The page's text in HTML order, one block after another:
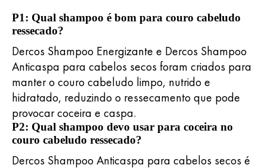
P1: Qual shampoo é bom para couro cabeludo
ressecado?
Dercos Shampoo Energizante e Dercos Shampoo
Anticaspa para cabelos secos foram criados para
manter o couro cabeludo limpo, nutrido e
hidratado, reduzindo o ressecamento que pode
provocar coceira e caspa.
P2: Qual shampoo devo usar para coceira no
couro cabeludo ressecado?
Dercos Shampoo Anticaspa para cabelos secos é